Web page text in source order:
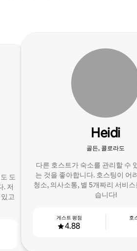
도
. 저
고
Heidi
골든, 콜로라도
다른 호스트가 숙소를 관리할 수
는 것을 좋아합니다. 호스팅이 어
청소, 의사소통, 별 5개짜리 서비
습니다!
4.88
게스트 평점 호